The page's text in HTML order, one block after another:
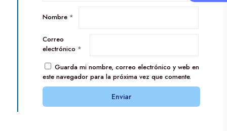
Nombre *
Correo
electrónico *
Guarda mi nombre, correo electrónico y web en
este navegador para la próxima vez que comente.